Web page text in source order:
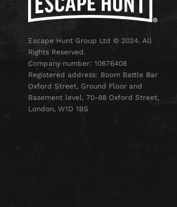
Escape games
Escape Hunt Group Ltd © 2024. All
Rights Reserved.
Company number: 10676408
Registered address: Boom Battle Bar
Oxford Street, Ground Floor and
Basement level, 70-88 Oxford Street,
London, W1D 1BS